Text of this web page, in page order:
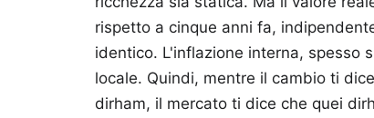
rispetto a cinque anni fa,
identico. L'inflazione interna, spesso
locale. Quindi, mentre il cambio ti
dirham, il mercato ti dice che quei